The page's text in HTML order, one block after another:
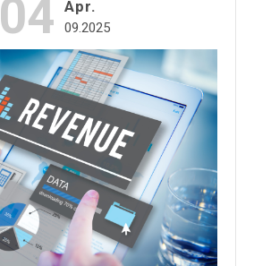
04 Apr.
09.2025